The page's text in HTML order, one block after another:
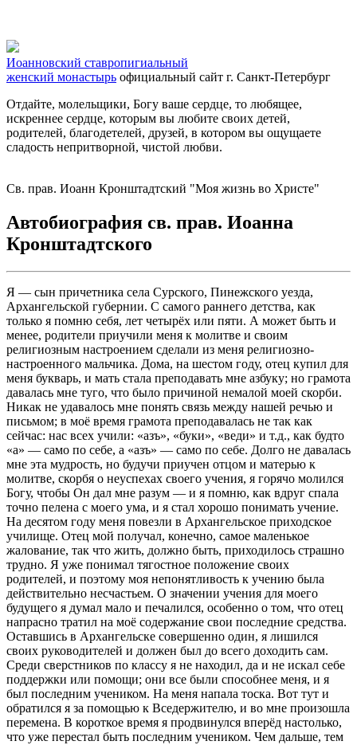
Иоанновский ставропигиальный
женский монастырь официальный сайт г. Санкт-Петербург
Отдайте, молельщики, Богу ваше сердце, то любящее,
искреннее сердце, которым вы любите своих детей,
родителей, благодетелей, друзей, в котором вы ощущаете
сладость непритворной, чистой любви.
Св. прав. Иоанн Кронштадтский "Моя жизнь во Христе"
Автобиография св. прав. Иоанна
Кронштадтского
Я — сын причетника села Сурского, Пинежского уезда,
Архангельской губернии. С самого раннего детства, как
только я помню себя, лет четырёх или пяти. А может быть и
менее, родители приучили меня к молитве и своим
религиозным настроением сделали из меня религиозно-
настроенного мальчика. Дома, на шестом году, отец купил для
меня букварь, и мать стала преподавать мне азбуку; но грамота
давалась мне туго, что было причиной немалой моей скорби.
Никак не удавалось мне понять связь между нашей речью и
письмом; в моё время грамота преподавалась не так как
сейчас: нас всех учили: «азъ», «буки», «веди» и т.д., как будто
«а» — само по себе, а «азъ» — само по себе. Долго не давалась
мне эта мудрость, но будучи приучен отцом и матерью к
молитве, скорбя о неуспехах своего учения, я горячо молился
Богу, чтобы Он дал мне разум — и я помню, как вдруг спала
точно пелена с моего ума, и я стал хорошо понимать учение.
На десятом году меня повезли в Архангельское приходское
училище. Отец мой получал, конечно, самое маленькое
жалование, так что жить, должно быть, приходилось страшно
трудно. Я уже понимал тягостное положение своих
родителей, и поэтому моя непонятливость к учению была
действительно несчастьем. О значении учения для моего
будущего я думал мало и печалился, особенно о том, что отец
напрасно тратил на моё содержание свои последние средства.
Оставшись в Архангельске совершенно один, я лишился
своих руководителей и должен был до всего доходить сам.
Среди сверстников по классу я не находил, да и не искал себе
поддержки или помощи; они все были способнее меня, и я
был последним учеником. На меня напала тоска. Вот тут и
обратился я за помощью к Вседержителю, и во мне произошла
перемена. В короткое время я продвинулся вперёд настолько,
что уже перестал быть последним учеником. Чем дальше, тем